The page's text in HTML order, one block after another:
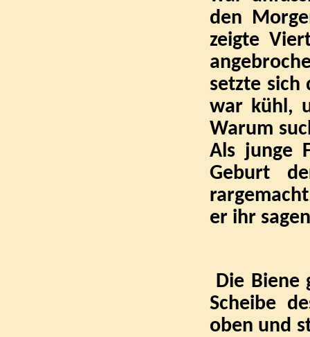
den
zeigte
setzte sich
war kühl,
Warum
Als junge
Geburt
er ihr
Die Biene
Scheibe
oben und